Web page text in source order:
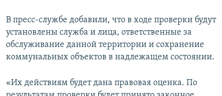
В пресс-службе добавили, что в ходе проверки будут
установлены служба и лица, ответственные за
обслуживание данной территории и сохранение
коммунальных объектов в надлежащем состоянии.
«Их действиям будет дана правовая оценка. По